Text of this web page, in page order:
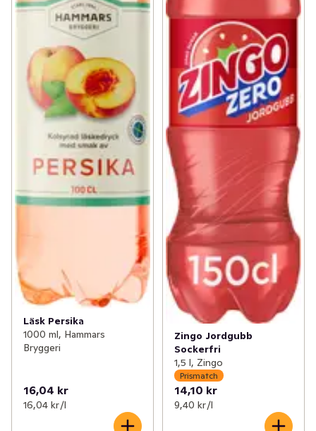
Läsk Persika
1000 ml, Hammars
Bryggeri
16,04 kr
16,04 kr /l
Zingo Jordgubb
Sockerfri
1,5 l, Zingo
Prismatch
14,10 kr
9,40 kr /l